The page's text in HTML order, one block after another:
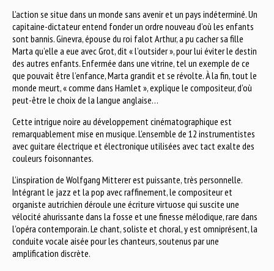
L’action se situe dans un monde sans avenir et un pays indéterminé. Un
capitaine-dictateur entend fonder un ordre nouveau d’où les enfants
sont bannis. Ginevra, épouse du roi falot Arthur, a pu cacher sa fille
Marta qu’elle a eue avec Grot, dit « l’outsider », pour lui éviter le destin
des autres enfants. Enfermée dans une vitrine, tel un exemple de ce
que pouvait être l’enfance, Marta grandit et se révolte. À la fin, tout le
monde meurt, « comme dans Hamlet », explique le compositeur, d’où
peut-être le choix de la langue anglaise…
Cette intrigue noire au développement cinématographique est
remarquablement mise en musique. L’ensemble de 12 instrumentistes
avec guitare électrique et électronique utilisées avec tact exalte des
couleurs foisonnantes.
L’inspiration de Wolfgang Mitterer est puissante, très personnelle.
Intégrant le jazz et la pop avec raffinement, le compositeur et
organiste autrichien déroule une écriture virtuose qui suscite une
vélocité ahurissante dans la fosse et une finesse mélodique, rare dans
l’opéra contemporain. Le chant, soliste et choral, y est omniprésent, la
conduite vocale aisée pour les chanteurs, soutenus par une
amplification discrète.